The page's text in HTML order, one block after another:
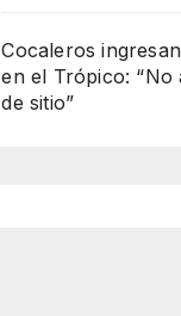
Cocaleros
en el Trópico: “No
de sitio”